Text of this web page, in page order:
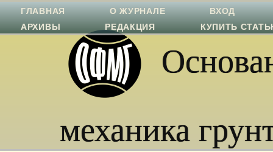
механика
ГЛАВНАЯ О ЖУРНАЛЕ
ВХОД
АРХИВЫ
РЕДАКЦИЯ КУПИТЬ